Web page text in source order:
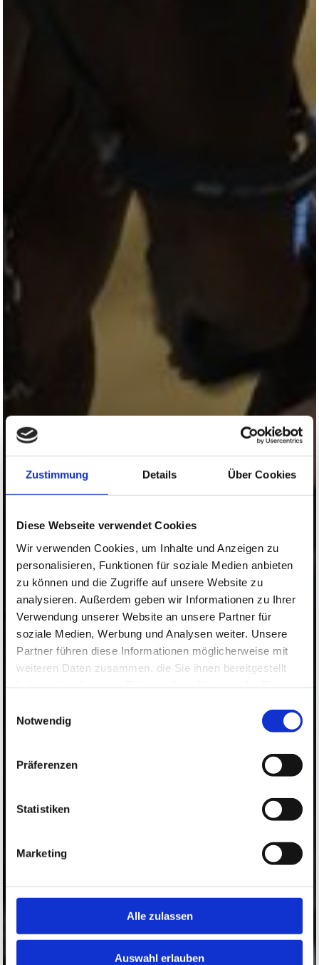
Zustimmung Details Über Cookies
Diese Webseite verwendet Cookies
Wir verwenden Cookies, um Inhalte und Anzeigen zu
personalisieren, Funktionen für soziale Medien anbieten
zu können und die Zugriffe auf unsere Website zu
analysieren. Außerdem geben wir Informationen zu Ihrer
Verwendung unserer Website an unsere Partner für
soziale Medien, Werbung und Analysen weiter. Unsere
Partner führen diese Informationen möglicherweise mit
weiteren Daten zusammen, die Sie ihnen bereitgestellt
Notwendig
Präferenzen
Statistiken
Marketing
Alle zulassen
Auswahl erlauben